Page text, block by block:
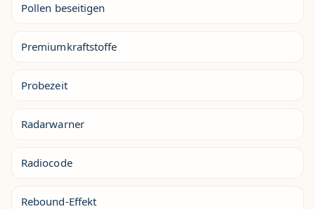
Pollen beseitigen
Premiumkraftstoffe
Probezeit
Radarwarner
Radiocode
Rebound-Effekt